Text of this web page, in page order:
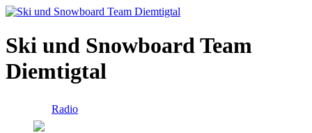
Ski und Snowboard Team
Diemtigtal
Radio